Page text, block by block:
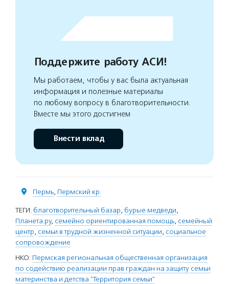
Поддержите работу АСИ!
Мы работаем, чтобы у вас была актуальная
информация и полезные материалы
по любому вопросу в благотворительности.
Вместе мы этого достигнем
Внести вклад
Пермь, Пермский кр.
ТЕГИ: благотворительный базар, бурые медведи,
Планета.ру, семейно ориентированная помощь, семейный
центр, семьи в трудной жизненной ситуации, социальное
сопровождение
НКО: Пермская региональная общественная организация
по содействию реализации прав граждан на защиту семьи
материнства и детства "Территория семьи"